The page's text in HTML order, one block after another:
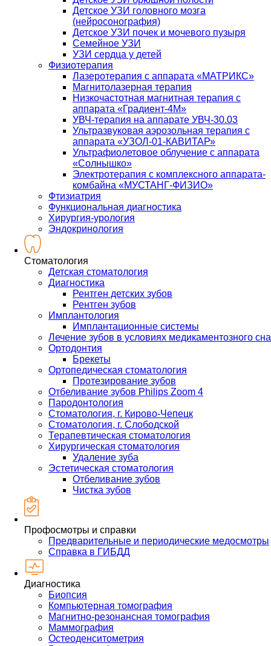
Детское УЗИ головного мозга
(нейросонография)
Детское УЗИ почек и мочевого пузыря
Семейное УЗИ
УЗИ сердца у детей
Физиотерапия
Лазеротерапия с аппарата «МАТРИКС»
Магнитолазерная терапия
Низкочастотная магнитная терапия с
аппарата «Градиент-4М»
УВЧ-терапия на аппарате УВЧ-30.03
Ультразвуковая аэрозольная терапия с
аппарата «УЗОЛ-01-КАВИТАР»
Ультрафиолетовое облучение с аппарата
«Солнышко»
Электротерапия с комплексного аппарата-
комбайна «МУСТАНГ-ФИЗИО»
Фтизиатрия
Функциональная диагностика
Хирургия-урология
Эндокринология
Стоматология
Детская стоматология
Диагностика
Рентген детских зубов
Рентген зубов
Имплантология
Имплантационные системы
Лечение зубов в условиях медикаментозного сна
Ортодонтия
Брекеты
Ортопедическая стоматология
Протезирование зубов
Отбеливание зубов Philips Zoom 4
Пародонтология
Стоматология, г. Кирово-Чепецк
Стоматология, г. Слободской
Терапевтическая стоматология
Хирургическая стоматология
Удаление зуба
Эстетическая стоматология
Отбеливание зубов
Чистка зубов
Профосмотры и справки
Предварительные и периодические медосмотры
Справка в ГИБДД
Диагностика
Биопсия
Компьютерная томография
Магнитно-резонансная томография
Маммография
Остеоденситометрия